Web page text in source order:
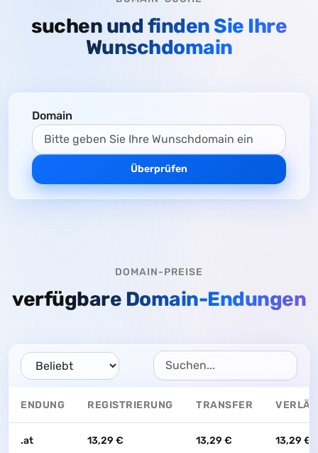
suchen und finden Sie Ihre
Wunschdomain
Domain
Überprüfen
DOMAIN-PREISE
verfügbare Domain-Endungen
ENDUNG REGISTRIERUNG TRANSFER
.at 13,29 € 13,29 € 13,29 €